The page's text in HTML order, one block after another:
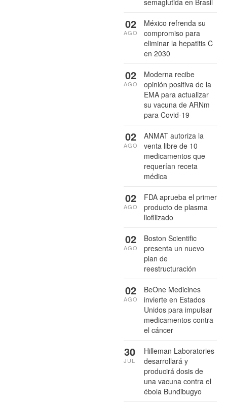
semaglutida en Brasil
México refrenda su
compromiso para
eliminar la hepatitis C
en 2030
02
AGO
Moderna recibe
opinión positiva de la
EMA para actualizar
su vacuna de ARNm
para Covid-19
02
AGO
ANMAT autoriza la
venta libre de 10
medicamentos que
requerían receta
médica
02
AGO
FDA aprueba el primer
producto de plasma
liofilizado
02
AGO
Boston Scientific
presenta un nuevo
plan de
reestructuración
02
AGO
BeOne Medicines
invierte en Estados
Unidos para impulsar
medicamentos contra
el cáncer
02
AGO
Hilleman Laboratories
desarrollará y
producirá dosis de
una vacuna contra el
ébola Bundibugyo
30
JUL